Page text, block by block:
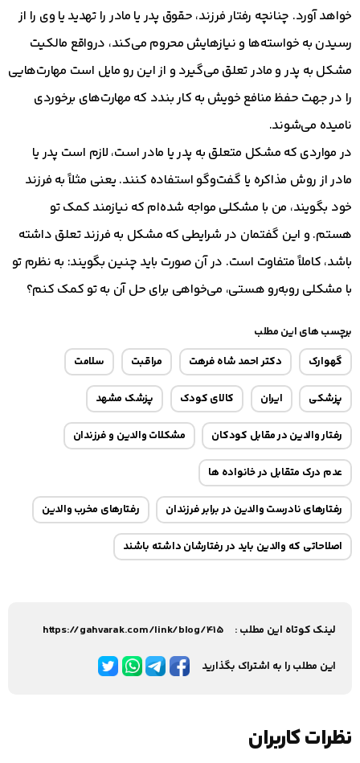
خواهد آورد. چنانچه رفتار فرزند، حقوق پدر یا مادر را تهدید یا وی را از
رسیدن به خواسته‌ها و نیازهایش محروم می‌کند، درواقع مالکیت
مشکل به پدر و مادر تعلق می‌گیرد و از این رو مایل است مهارت‌هایی
را در جهت حفظ منافع خویش به کار بندد که مهارت‌های برخوردی
نامیده می‌شوند.
در مواردی که مشکل متعلق به پدر یا مادر است، لازم است پدر یا
مادر از روش مذاکره یا گفت‌وگو استفاده کنند. یعنی مثلاً به فرزند
خود بگویند، من با مشکلی مواجه شده‌ام که نیازمند کمک تو
هستم. و این گفتمان در شرایطی که مشکل به فرزند تعلق داشته
باشد، کاملاً متفاوت است. در آن صورت باید چنین بگویند: به نظرم تو
با مشکلی روبه‌رو هستی، می‌خواهی برای حل آن به تو کمک کنم؟
برچسب های این مطلب
گهوارک
دکتر احمد شاه فرهت مراقبت سلامت
پزشکی ایران کالای کودک پزشک مشهد
رفتار والدین در مقابل کودکان مشکلات والدین و فرزندان
عدم درک متقابل در خانواده ها
رفتارهای نادرست والدین در برابر فرزندان رفتارهای مخرب والدین
اصلاحاتی که والدین باید در رفتارشان داشته باشند
لینک کوتاه این مطلب : https://gahvarak.com/link/blog/415
این مطلب را به اشتراک بگذارید
نظرات کاربران